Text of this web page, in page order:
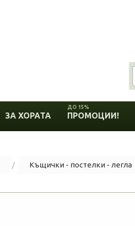
ЗА ХОРАТА ПРОМОЦИИ!
ДО 15%
Къщички - постелки - легла